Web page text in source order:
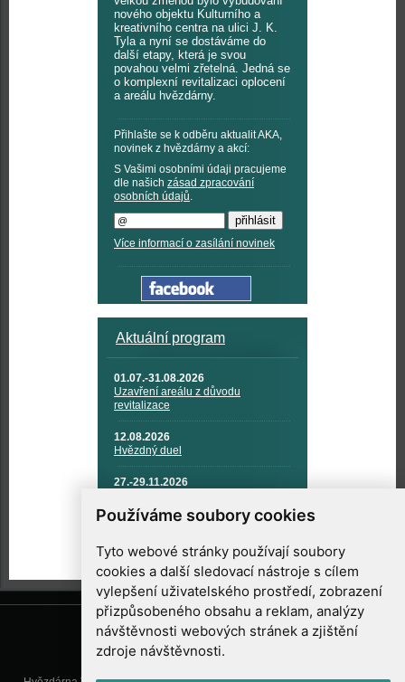
Používáme soubory cookies
Tyto webové stránky používají soubory
cookies a další sledovací nástroje s cílem
vylepšení uživatelského prostředí, zobrazení
přizpůsobeného obsahu a reklam, analýzy
návštěvnosti webových stránek a zjištění
zdroje návštěvnosti.
nového objektu Kulturního a
kreativního centra na ulici J. K.
Tyla a nyní se dostáváme do
další etapy, která je svou
povahou velmi zřetelná. Jedná se
o komplexní revitalizaci oplocení
a areálu hvězdárny.
Přihlašte se k odběru aktualit AKA,
novinek z hvězdárny a akcí:
S Vašimi osobními údaji pracujeme
dle našich zásad zpracování
osobních údajů.
Více informací o zasílání novinek
Aktuální program
01.07.-31.08.2026
Uzavření areálu z důvodu
revitalizace
12.08.2026
Hvězdný duel
27.-29.11.2026
TECHNIKA A KOSMICKÉ
TECHNOLOGIE